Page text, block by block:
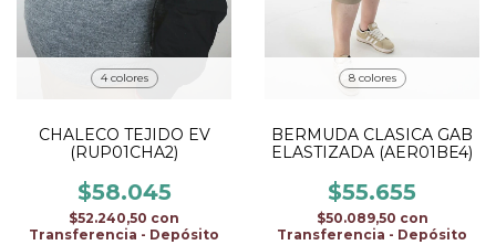
4 colores
CHALECO TEJIDO EV
(RUP01CHA2)
$58.045
$52.240,50 con
Transferencia - Depósito
8 colores
BERMUDA CLASICA GAB
ELASTIZADA (AER01BE4)
$55.655
$50.089,50 con
Transferencia - Depósito